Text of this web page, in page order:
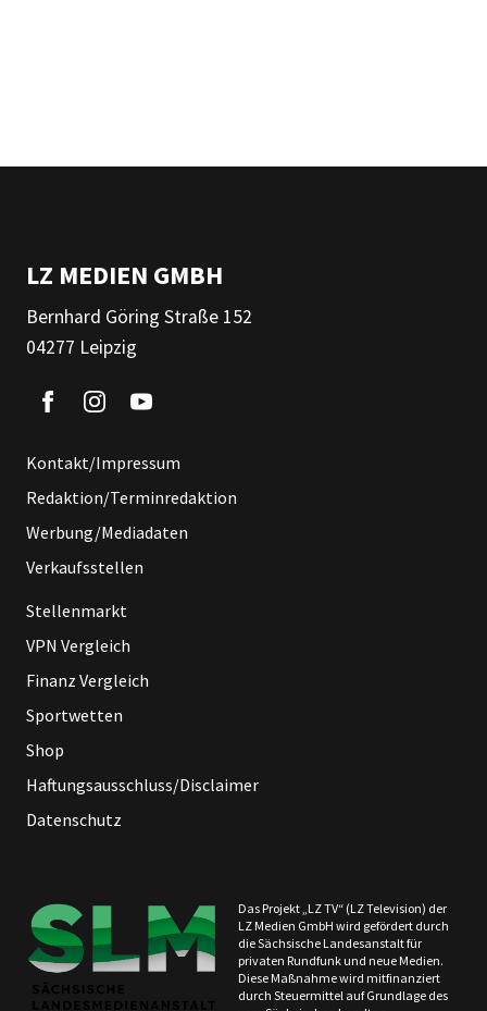
LZ MEDIEN GMBH
Bernhard Göring Straße 152
04277 Leipzig
Kontakt/Impressum
Redaktion/Terminredaktion
Werbung/Mediadaten
Verkaufsstellen
Stellenmarkt
VPN Vergleich
Finanz Vergleich
Sportwetten
Shop
Haftungsausschluss/Disclaimer
Datenschutz
Das Projekt „LZ TV“ (LZ Television) der
LZ Medien GmbH wird gefördert durch
die Sächsische Landesanstalt für
privaten Rundfunk und neue Medien.
Diese Maßnahme wird mitfinanziert
durch Steuermittel auf Grundlage des